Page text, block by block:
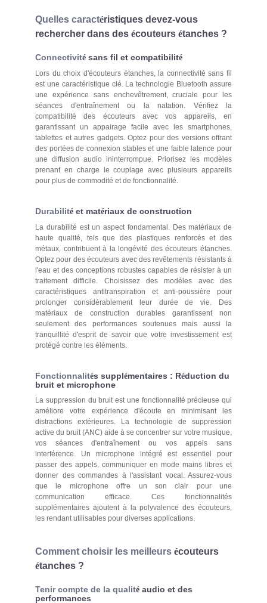
Quelles caractéristiques devez-vous
rechercher dans des écouteurs étanches ?
Connectivité sans fil et compatibilité
Lors du choix d'écouteurs étanches, la connectivité sans fil
est une caractéristique clé. La technologie Bluetooth assure
une expérience sans enchevêtrement, cruciale pour les
séances d'entraînement ou la natation. Vérifiez la
compatibilité des écouteurs avec vos appareils, en
garantissant un appairage facile avec les smartphones,
tablettes et autres gadgets. Optez pour des versions offrant
des portées de connexion stables et une faible latence pour
une diffusion audio ininterrompue. Priorisez les modèles
prenant en charge le couplage avec plusieurs appareils
pour plus de commodité et de fonctionnalité.
Durabilité et matériaux de construction
La durabilité est un aspect fondamental. Des matériaux de
haute qualité, tels que des plastiques renforcés et des
métaux, contribuent à la longévité des écouteurs étanches.
Optez pour des écouteurs avec des revêtements résistants à
l'eau et des conceptions robustes capables de résister à un
traitement difficile. Choisissez des modèles avec des
caractéristiques antitranspiration et anti-poussière pour
prolonger considérablement leur durée de vie. Des
matériaux de construction durables garantissent non
seulement des performances soutenues mais aussi la
tranquillité d'esprit de savoir que votre investissement est
protégé contre les éléments.
Fonctionnalités supplémentaires : Réduction du
bruit et microphone
La suppression du bruit est une fonctionnalité précieuse qui
améliore votre expérience d'écoute en minimisant les
distractions extérieures. La technologie de suppression
active du bruit (ANC) aide à se concentrer sur votre musique,
vos séances d'entraînement ou vos appels sans
interférence. Un microphone intégré est essentiel pour
passer des appels, communiquer en mode mains libres et
donner des commandes à l'assistant vocal. Assurez-vous
que le microphone offre un son clair pour une
communication efficace. Ces fonctionnalités
supplémentaires ajoutent à la polyvalence des écouteurs,
les rendant utilisables pour diverses applications.
Comment choisir les meilleurs écouteurs
étanches ?
Tenir compte de la qualité audio et des
performances